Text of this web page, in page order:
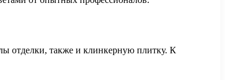
отделки, также и клинкерную плитку. К